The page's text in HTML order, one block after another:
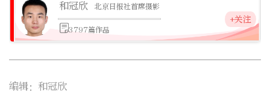
和冠欣 北京日报社首席摄影
3797篇作品
+关注
编辑：和冠欣